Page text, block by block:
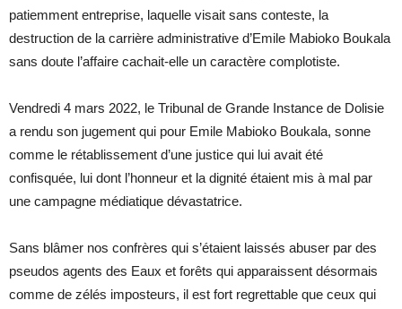
patiemment entreprise, laquelle visait sans conteste, la
destruction de la carrière administrative d’Emile Mabioko Boukala
sans doute l’affaire cachait-elle un caractère complotiste.
Vendredi 4 mars 2022, le Tribunal de Grande Instance de Dolisie
a rendu son jugement qui pour Emile Mabioko Boukala, sonne
comme le rétablissement d’une justice qui lui avait été
confisquée, lui dont l’honneur et la dignité étaient mis à mal par
une campagne médiatique dévastatrice.
Sans blâmer nos confrères qui s’étaient laissés abuser par des
pseudos agents des Eaux et forêts qui apparaissent désormais
comme de zélés imposteurs, il est fort regrettable que ceux qui